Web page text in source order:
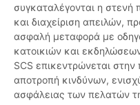
συγκαταλέγονται η στενή
και διαχείριση απειλών,
ασφαλή μεταφορά με
κατοικιών και
SCS επικεντρώνεται
αποτροπή κινδύνων,
ασφάλειας των πελατών